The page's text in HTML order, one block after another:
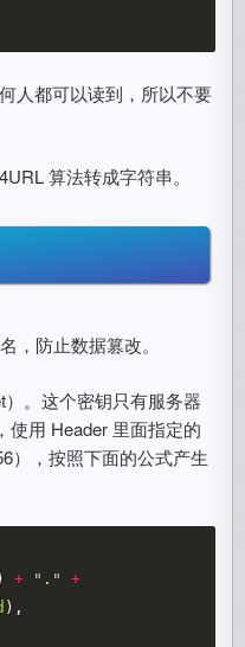
人都可以读到，所以不要
算法转成字符串。
，防止数据篡改。
。这个密钥只有服务器
使用 Header 里面指定的
），按照下面的公式产生
) + " . "
+
),